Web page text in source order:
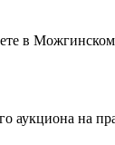
в
на